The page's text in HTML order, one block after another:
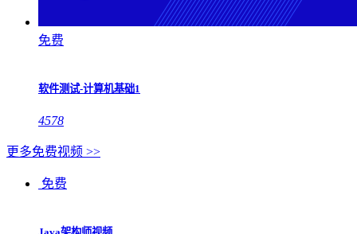
免费
软件测试-计算机基础1
4578
更多免费视频 >>
免费